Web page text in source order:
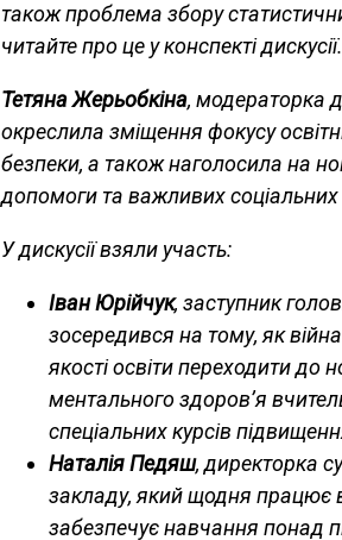
також проблема збору
читайте про це у конспекті дискусії.
Тетяна Жерьобкіна, модераторка
окреслила зміщення фокусу
безпеки, а також наголосила на
допомоги та важливих соціальних
У дискусії взяли участь:
Іван Юрійчук, заступник
зосередився на тому, як
якості освіти переходити до
ментального здоров’я
спеціальних курсів
Наталія Педяш, директорка
закладу, який щодня працює в
забезпечує навчання понад